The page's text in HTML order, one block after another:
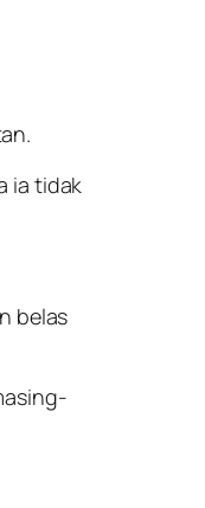
ia tidak
belas